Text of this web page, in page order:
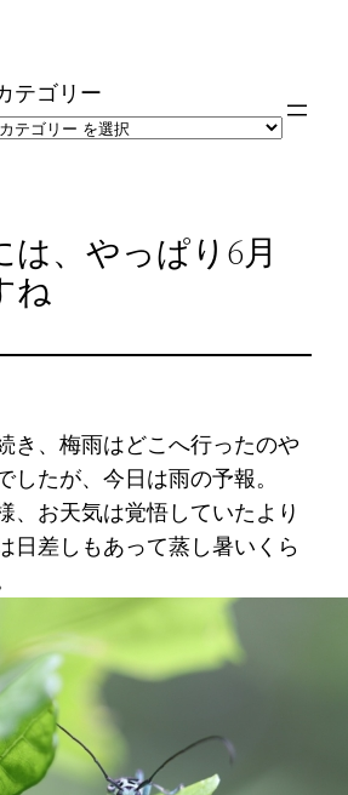
テゴリー
は、やっぱり6月
ね
き、梅雨はどこへ行ったのや
したが、今日は雨の予報。
、お天気は覚悟していたより
日差しもあって蒸し暑いくら